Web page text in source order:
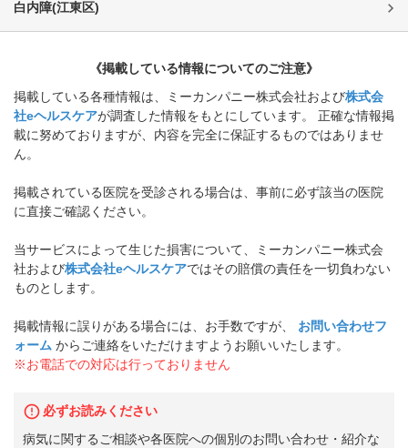
白内障(江東区)
《掲載している情報についてのご注意》
掲載している各種情報は、ミーカンパニー株式会社および株式会
社eヘルスケアが調査した情報をもとにしています。 正確な情報掲
載に努めておりますが、内容を完全に保証するものではありませ
ん。
掲載されている医院を受診される場合は、事前に必ず該当の医院
に直接ご確認ください。
当サービスによって生じた損害について、ミーカンパニー株式会
社および株式会社eヘルスケアではその賠償の責任を一切負わない
ものとします。
掲載情報に誤りがある場合には、お手数ですが、
お問い合わせフ
ォーム からご連絡をいただけますようお願いいたします。
※お電話での対応は行っておりません
必ずお読みください
病気に関するご相談や各医院への個別のお問い合わせ・紹介な